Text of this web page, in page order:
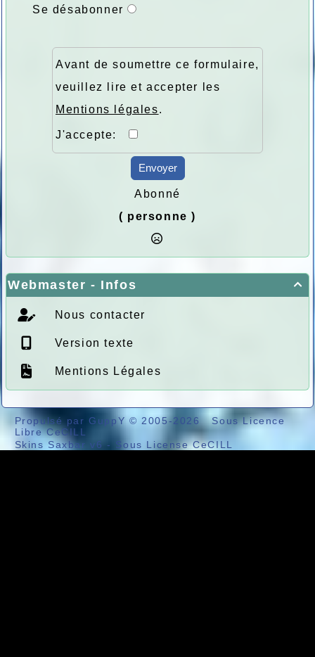
Se désabonner
Avant de soumettre ce formulaire,
veuillez lire et accepter les
Mentions légales.
J'accepte:
Envoyer
Abonné
( personne )

Webmaster - Infos
Nous contacter
Version texte
Mentions Légales
Propulsé par GuppY © 2005-2026 Sous Licence
Libre CeCILL
Skins Saxbar v6 - Sous License CeCILL